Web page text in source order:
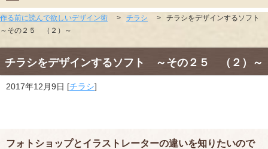
作る前に読んで欲しいデザイン術 > チラシ >
チラシをデザインするソフト
～その２５ （２）～
チラシをデザインするソフト ～その２５ （２）～
2017年12月9日 [チラシ]
フォトショップとイラストレーターの違いを知りたいので